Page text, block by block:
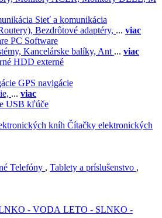
Sieť a komunikácia
Bezdrôtové adaptéry, ... viac
PC Software
Kancelárske balíky, Ant ... viac
HDD externé
GPS navigácie
... viac
USB kľúče
Čítačky elektronických
Telefóny , Tablety a príslušenstvo ,
LETO - SLNKO -